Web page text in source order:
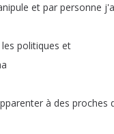
et par personne
les politiques et
à des proches